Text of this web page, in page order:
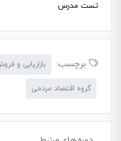
تست مدرس
برچسب: بازاریابی و
گروه اقتصاد مردمی